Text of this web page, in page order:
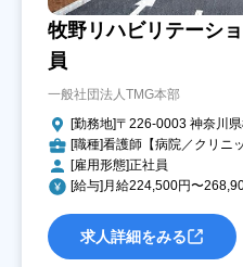
牧野リハビリテーシ
員
一般社団法人TMG本部
[勤務地]〒226-0003 神奈川
[職種]看護師【病院／クリニ
[雇用形態]正社員
[給与]月給224,500円〜
求人詳細をみる